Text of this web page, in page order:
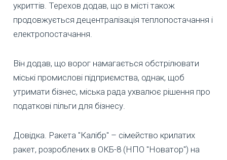
укриттів. Терехов додав, що в місті також
продовжується децентралізація теплопостачання і
електропостачання.
Він додав, що ворог намагається обстрілювати
міські промислові підприємства, однак, щоб
утримати бізнес, міська рада ухвалює рішення про
податкові пільги для бізнесу.
Довідка. Ракета "Калібр" – сімейство крилатих
ракет, розроблених в ОКБ-8 (НПО "Новатор") на